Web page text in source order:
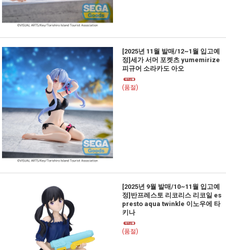
[2025년 11월 발매/12~1월 입고예
정]세가 서머 포켓츠 yumemirize
피규어 소라카도 아오
(품절)
[2025년 9월 발매/10~11월 입고예
정]반프레스토 리코리스 리코일 es
presto aqua twinkle 이노우에 타
키나
(품절)